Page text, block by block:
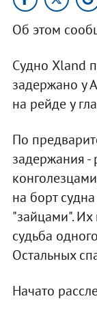
Об этом
Судно Xland
задержано у
на рейде у
По
задержания
на борт
"зайцами".
судьба
Остальных
Начато